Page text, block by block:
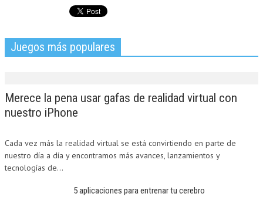
Juegos más populares
Merece la pena usar gafas de realidad virtual con
nuestro iPhone
Cada vez más la realidad virtual se está convirtiendo en parte de
nuestro día a día y encontramos más avances, lanzamientos y
tecnologías de...
5 aplicaciones para entrenar tu cerebro